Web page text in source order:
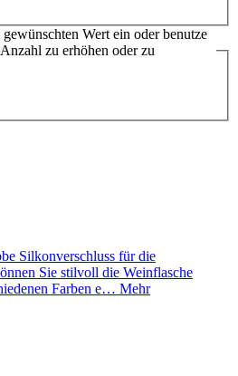
Wert ein oder benutze
zu erhöhen oder zu
Silkonverschluss für die
Sie stilvoll die Weinflasche
Farben e… Mehr